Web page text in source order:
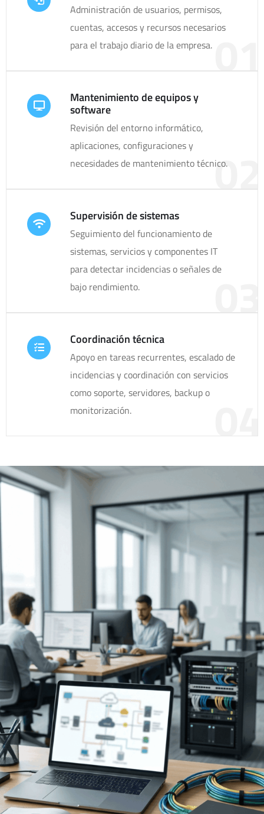
01
Administración de usuarios, permisos,
cuentas, accesos y recursos necesarios
para el trabajo diario de la empresa.
02
Mantenimiento de equipos y
software
Revisión del entorno informático,
aplicaciones, configuraciones y
necesidades de mantenimiento técnico.
03
Supervisión de sistemas
Seguimiento del funcionamiento de
sistemas, servicios y componentes IT
para detectar incidencias o señales de
bajo rendimiento.
04
Coordinación técnica
Apoyo en tareas recurrentes, escalado de
incidencias y coordinación con servicios
como soporte, servidores, backup o
monitorización.